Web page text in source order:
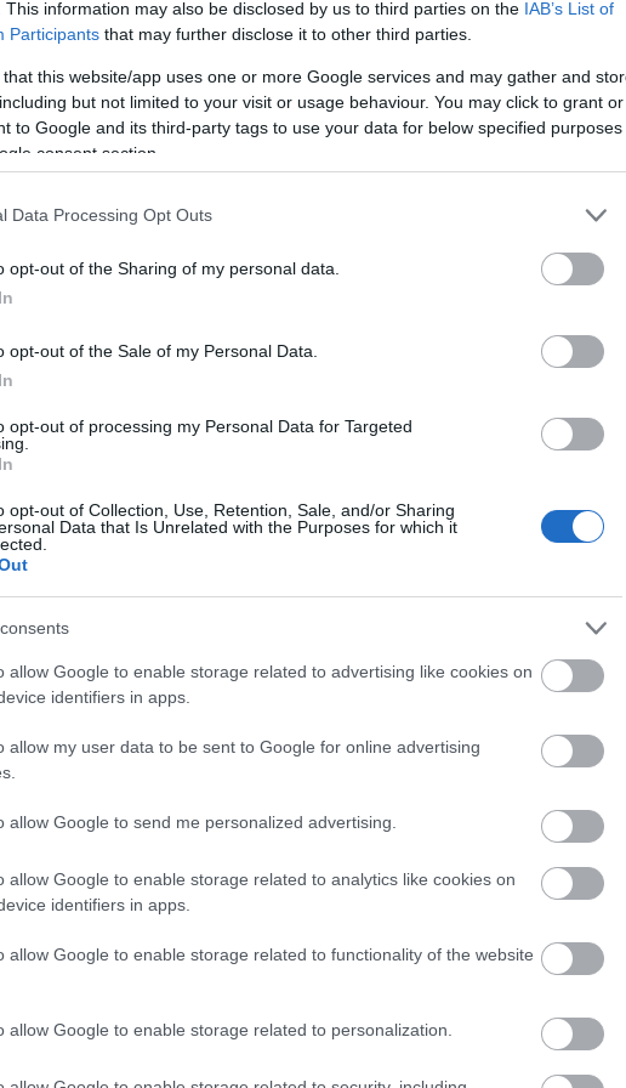
This information may also be disclosed by us to third parties on the IAB’s List of
Participants that may further disclose it to other third parties.
that this website/app uses one or more Google services and may gather and
but not limited to your visit or usage behaviour. You may click to grant or
to Google and its third-party tags to use your data for below specified purposes
consent section.
Data Processing Opt Outs
opt-out of the Sharing of my personal data.
opt-out of the Sale of my Personal Data.
opt-out of processing my Personal Data for Targeted
opt-out of Collection, Use, Retention, Sale, and/or Sharing
Data that Is Unrelated with the Purposes for which it
allow Google to enable storage related to advertising like cookies on
identifiers in apps.
allow my user data to be sent to Google for online advertising
allow Google to send me personalized advertising.
allow Google to enable storage related to analytics like cookies on
identifiers in apps.
allow Google to enable storage related to functionality of the website
allow Google to enable storage related to personalization.
Szólj hozzá!
(Nagy) Lajos király
Anjou Lajos, akit tizenhat évesen, 1342. július 21-én
a magyar királyok közül egyedüliként, kiérdemelte a
– így lett belőle utóbb Nagy Lajos.
és Nagy Sándort tekintette a példaképének. Ennek
– negyvenéves uralkodásából mindössze
valamely irányába –, miközben a Magyar Királyságban
állt fenn. Fényes udvarában pompás diplomáciai
az oktatás, fejlődött az írásbeliség, virágzott a (lovagi)
volt, aki számos nyelven beszélt, és aki tudott írni, olvasni!
az Árpádok és a lengyel Piastok vére. Születésekor még
hogy egy birodalom ura legyen.
Mondd